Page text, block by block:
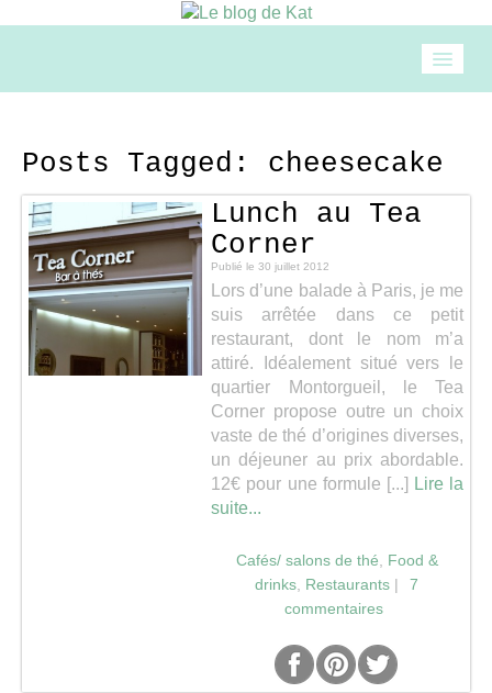
Mode
Beauté
Loisirs
Food & drinks
Posts Tagged:
cheesecake
Lunch au Tea
Corner
Publié le30 juillet 2012
Lors d’une balade à Paris, je me
suis arrêtée dans ce petit
restaurant, dont le nom m’a
attiré. Idéalement situé vers le
quartier Montorgueil, le Tea
Corner propose outre un choix
vaste de thé d’origines diverses,
un déjeuner au prix abordable.
12€ pour une formule [...] Lire la
suite...
Cafés/ salons de thé
Food &
drinks Restaurants |
7
commentaires